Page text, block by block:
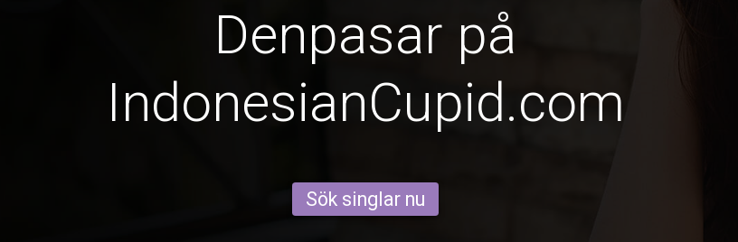
Denpasar på
IndonesianCupid.com
Sök singlar nu